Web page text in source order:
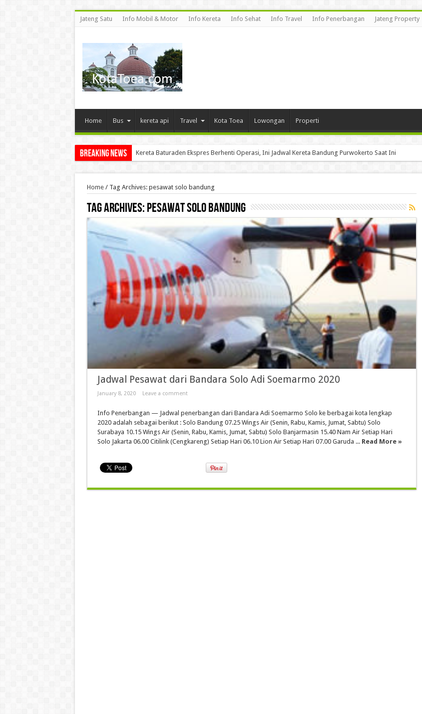
Jateng Satu Info Mobil & Motor Info Kereta Info Sehat Info Travel Info Penerbangan Jateng Property
Home Bus kereta api Travel Kota Toea Lowongan Properti
Breaking News Kereta Baturaden Ekspres Berhenti Operasi, Ini Jadwal Kereta Bandung Purwokerto Saat Ini
Home/ Tag Archives: pesawat solo bandung
Tag Archives:pesawat solo bandung
Jadwal Pesawat dari Bandara Solo Adi Soemarmo 2020
January 8, 2020 Leave a comment
Info Penerbangan — Jadwal penerbangan dari Bandara Adi Soemarmo Solo ke berbagai kota lengkap
2020 adalah sebagai berikut : Solo Bandung 07.25 Wings Air (Senin, Rabu, Kamis, Jumat, Sabtu) Solo
Surabaya 10.15 Wings Air (Senin, Rabu, Kamis, Jumat, Sabtu) Solo Banjarmasin 15.40 Nam Air Setiap Hari
Solo Jakarta 06.00 Citilink (Cengkareng) Setiap Hari 06.10 Lion Air Setiap Hari 07.00 Garuda ... Read More »